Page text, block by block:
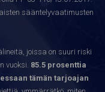
sääntelyvaatimusten
joissa on suuri riski
vuoksi. 85.5 prosenttia
tämän tarjoajan